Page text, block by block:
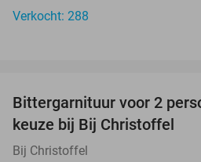
Verkocht: 288
Bittergarnituur voor 2
keuze bij Bij Christoffel
Bij Christoffel